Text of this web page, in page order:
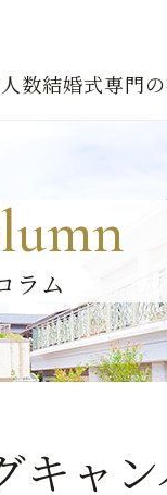
数結婚式専門
ラム
キャ